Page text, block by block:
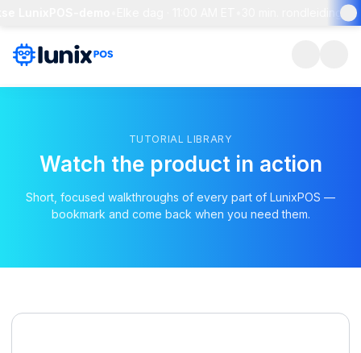
30 min. rondleiding +
TUTORIAL LIBRARY
Watch the product in action
Short, focused walkthroughs of every part of LunixPOS —
bookmark and come back when you need them.